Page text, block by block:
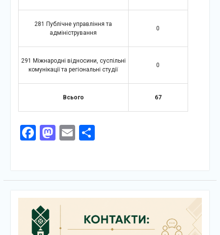
281 Публічне управління та
адміністрування
0
291 Міжнародні відносини, суспільні
комунікації та регіональні студії
0
Всього 67
Facebook
Mastodon
EmailПоділитися